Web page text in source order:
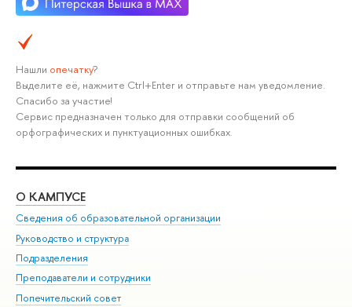
Нашли опечатку?
Выделите её, нажмите Ctrl+Enter и отправьте нам уведомление.
Спасибо за участие!
Сервис предназначен только для отправки сообщений об
орфографических и пунктуационных ошибках.
О КАМПУСЕ
Сведения об образовательной организации
Руководство и структура
Подразделения
Преподаватели и сотрудники
Попечительский совет